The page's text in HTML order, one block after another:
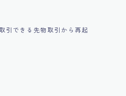
引できる先物取引から再起